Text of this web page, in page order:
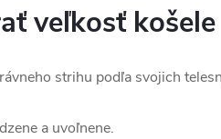
veľkosť košele
strihu podľa svojich
a uvoľnene.